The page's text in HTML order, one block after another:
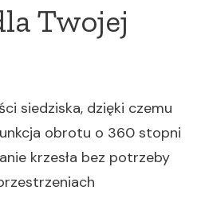
Twojej
siedziska, dzięki czemu
obrotu o 360 stopni
krzesła bez potrzeby